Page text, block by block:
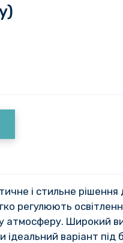
і стильне рішення
регулюють
Широкий
ідеальний варіант під